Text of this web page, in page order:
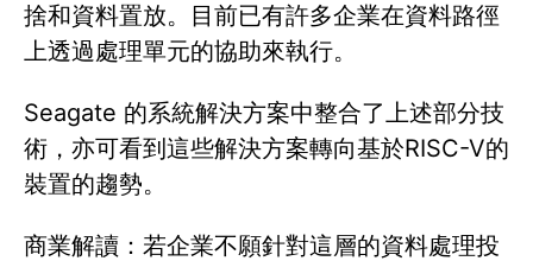
捨和資料置放。目前已有許多企業在資料路徑
上透過處理單元的協助來執行。
Seagate 的系統解決方案中整合了上述部分技
術，亦可看到這些解決方案轉向基於RISC-V的
裝置的趨勢。
商業解讀：若企業不願針對這層的資料處理投